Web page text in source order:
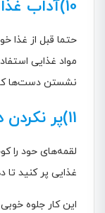
10)آداب غذا خوردن : شستن دست‌ها
حتما قبل از غذا
مواد غذایی
نشستن دست‌ها
11)پر نکردن دهان
لقمه‌های حود را
غذایی پر کنید تا
این کار جلوه